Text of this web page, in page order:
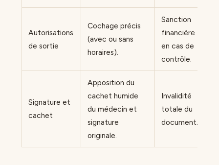
Autorisations
de sortie
Cochage précis
(avec ou sans
horaires).
Sanction
financière
en cas de
contrôle.
Signature et
cachet
Apposition du
cachet humide
du médecin et
signature
originale.
Invalidité
totale du
document.